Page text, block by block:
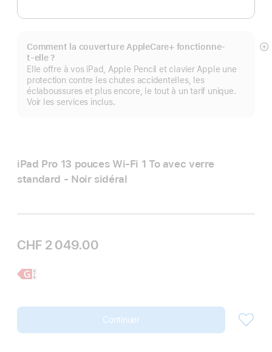
Comment la couverture AppleCare+ fonctionne-
t-elle ?
Elle offre à vos iPad, Apple Pencil et clavier Apple une
protection contre les chutes accidentelles, les
éclaboussures et plus encore, le tout à un tarif unique.
Voir les services inclus.
iPad Pro 13 pouces Wi‑Fi 1 To avec verre
standard - Noir sidéral
CHF 2 049.00
En
plus,
Continuer